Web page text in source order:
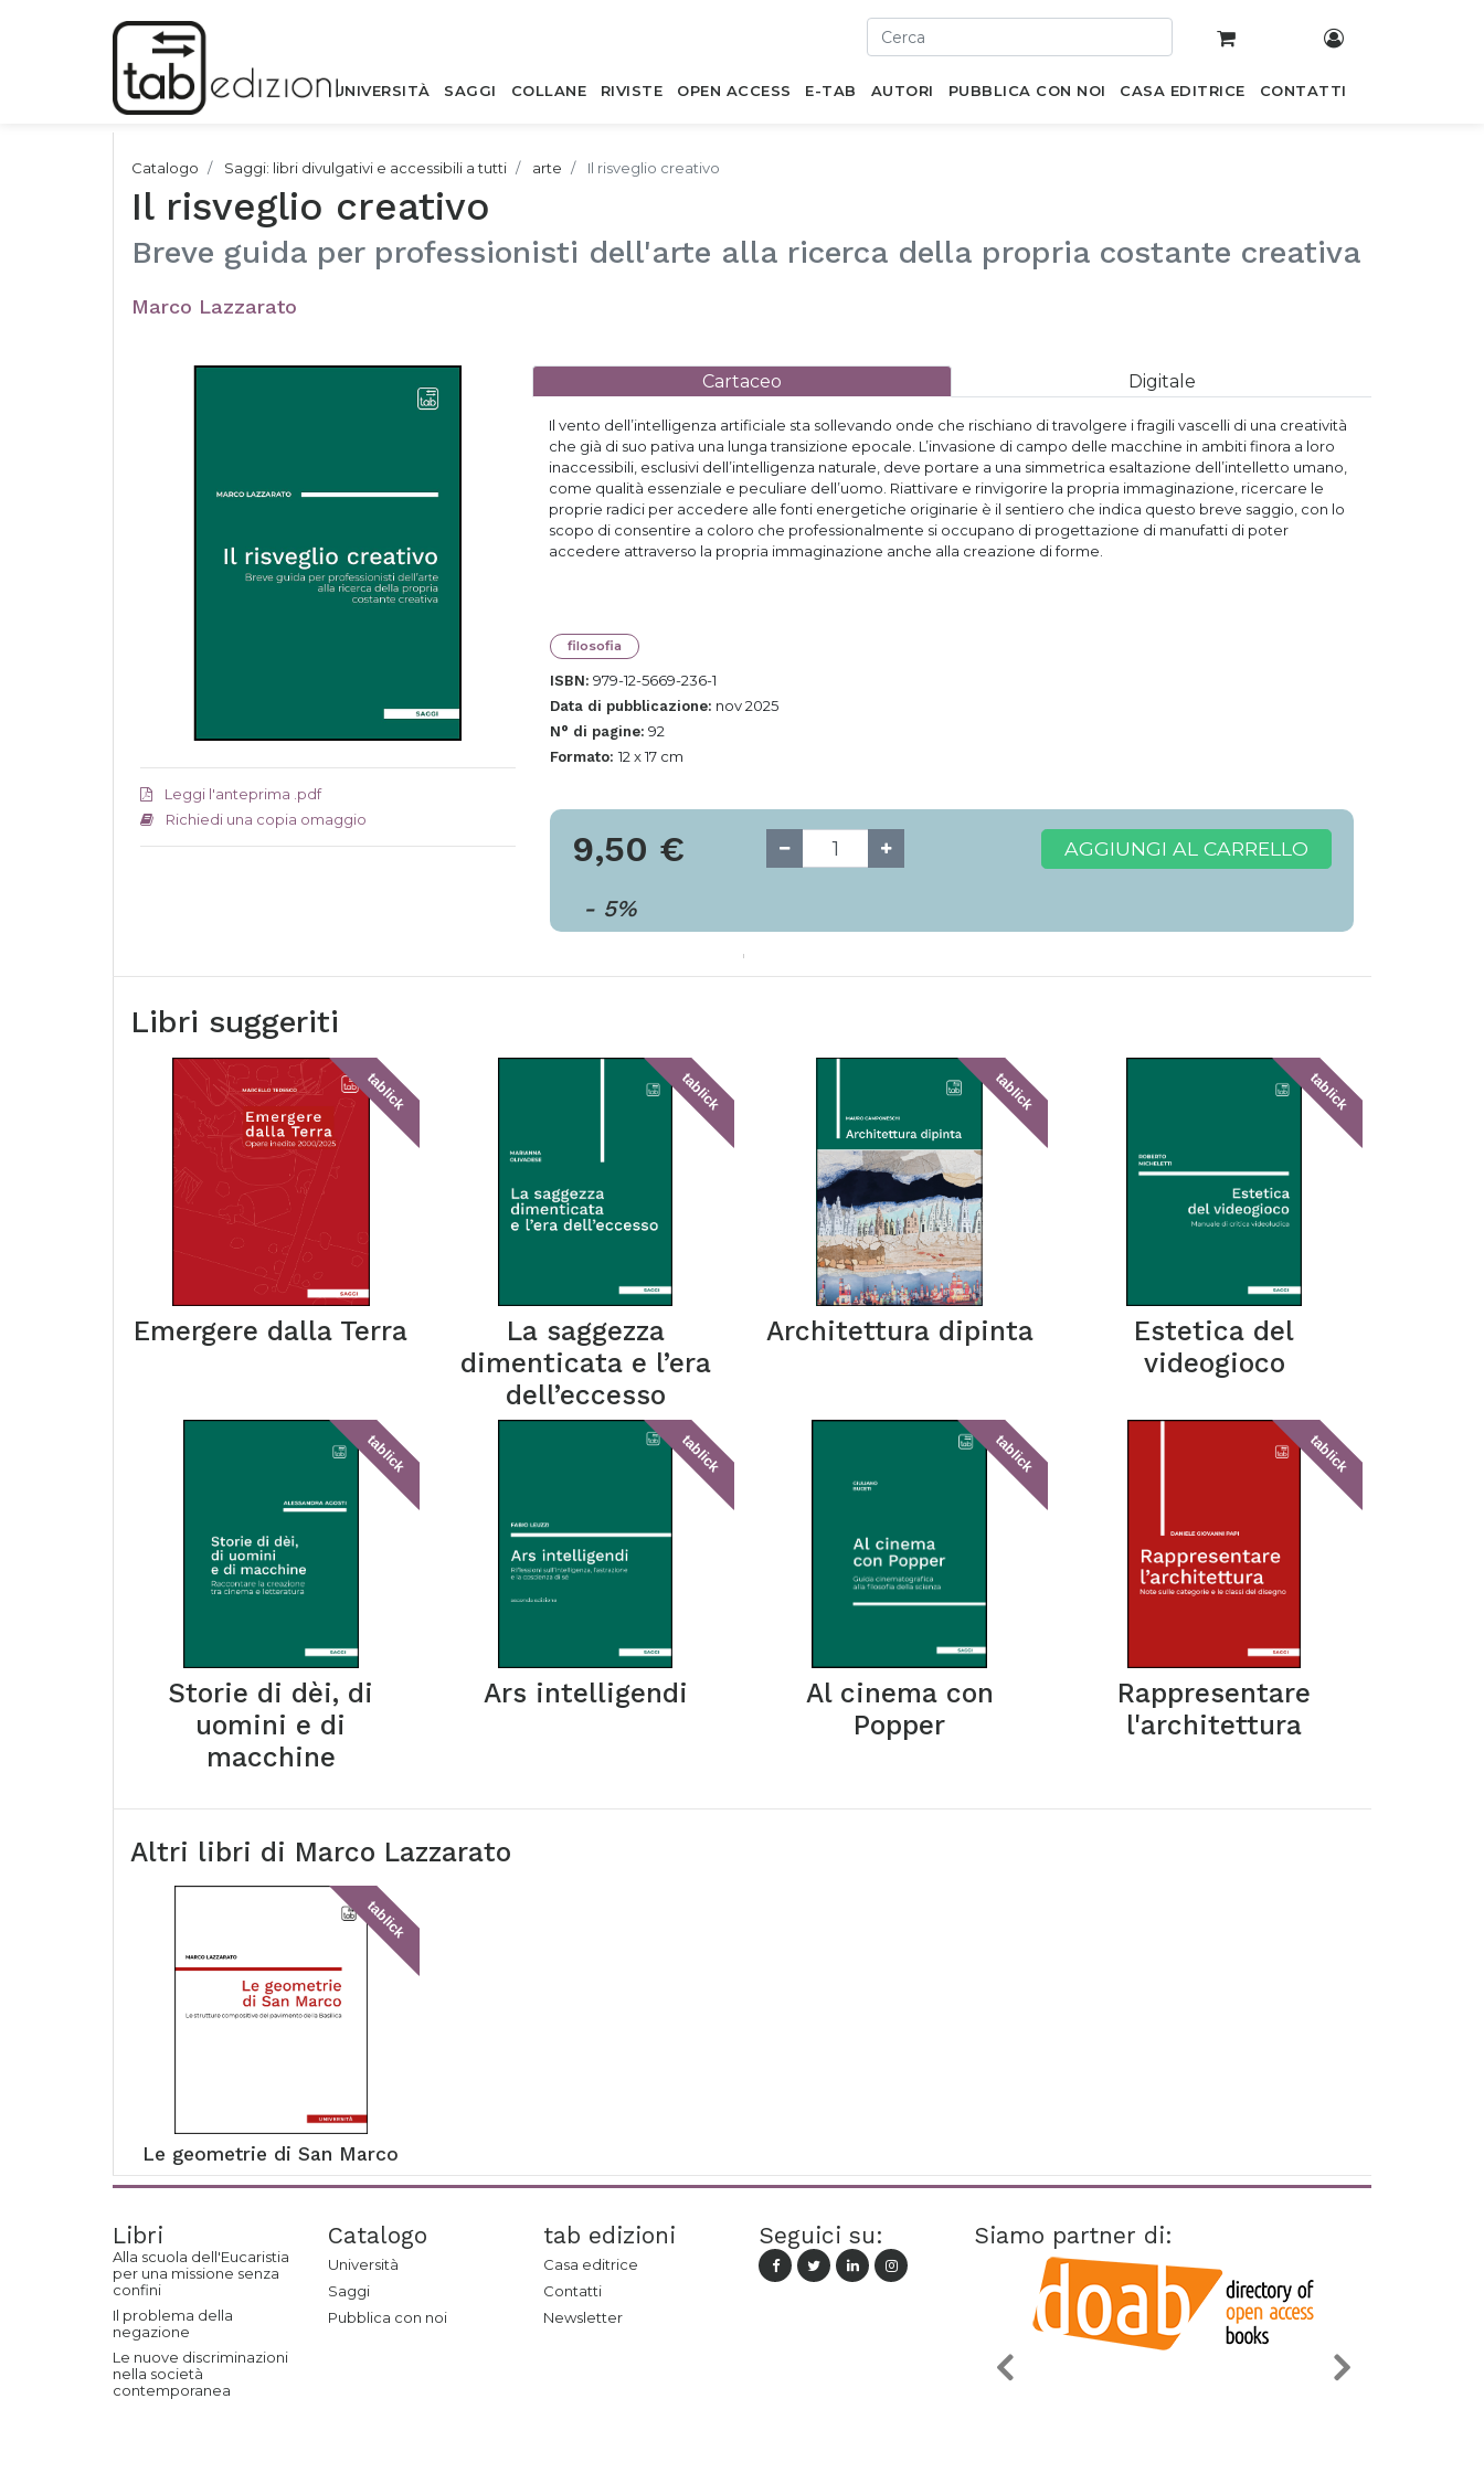
UNIVERSITÀ SAGGI COLLANE RIVISTE OPEN ACCESS E-TAB AUTORI PUBBLICA CON NOI CASA EDITRICE CONTATTI
Catalogo Saggi: libri divulgativi e accessibili a tutti arte Il risveglio creativo
Il risveglio creativo
Breve guida per professionisti dell'arte alla ricerca della propria costante creativa
Marco Lazzarato
Leggi l'anteprima .pdf
Richiedi una copia omaggio
Cartaceo Digitale
Il vento dell’intelligenza artificiale sta sollevando onde che rischiano di travolgere i fragili vascelli di una creatività
che già di suo pativa una lunga transizione epocale. L’invasione di campo delle macchine in ambiti finora a loro
inaccessibili, esclusivi dell’intelligenza naturale, deve portare a una simmetrica esaltazione dell’intelletto umano,
come qualità essenziale e peculiare dell’uomo. Riattivare e rinvigorire la propria immaginazione, ricercare le
proprie radici per accedere alle fonti energetiche originarie è il sentiero che indica questo breve saggio, con lo
scopo di consentire a coloro che professionalmente si occupano di progettazione di manufatti di poter
accedere attraverso la propria immaginazione anche alla creazione di forme.
filosofia
ISBN: 979-12-5669-236-1
Data di pubblicazione: nov 2025
N° di pagine: 92
Formato: 12 x 17 cm
9,50 €
- 5%
AGGIUNGI AL CARRELLO
Libri suggeriti
tablick
Emergere dalla Terra
tablick
La saggezza
dimenticata e l’era
dell’eccesso
tablick
Architettura dipinta
tablick
Estetica del
videogioco
tablick
Storie di dèi, di
uomini e di
macchine
tablick
Ars intelligendi
tablick
Al cinema con
Popper
tablick
Rappresentare
l'architettura
Altri libri di Marco Lazzarato
tablick
Le geometrie di San Marco
Libri
Alla scuola dell'Eucaristia
per una missione senza
confini
Il problema della
negazione
Le nuove discriminazioni
nella società
contemporanea
Catalogo
Università
Saggi
Pubblica con noi
tab edizioni
Casa editrice
Contatti
Newsletter
Seguici su: Siamo partner di: